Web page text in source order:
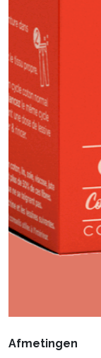
Afmetingen